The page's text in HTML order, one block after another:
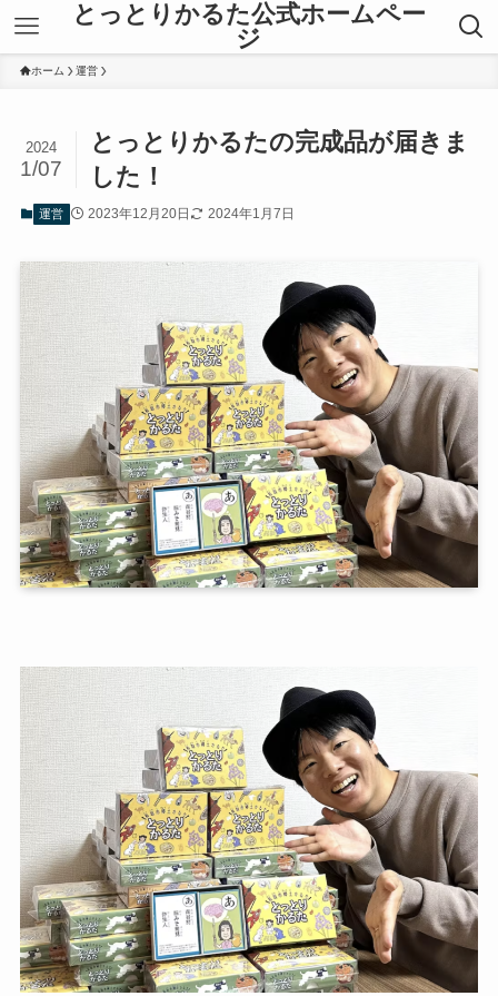
とっとりかるた公式ホームペー
ジ
ホーム 運営
とっとりかるたの完成品が届きま
した！
2024
1/07
運営 2023年12月20日 2024年1月7日